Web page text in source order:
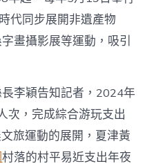
代同步展開非遺產物
畫攝影展等運動，吸引
李穎告知記者，2024年
次，完成綜合游玩支出
旅運動的展開，夏津黃
村落的村平易近支出年夜